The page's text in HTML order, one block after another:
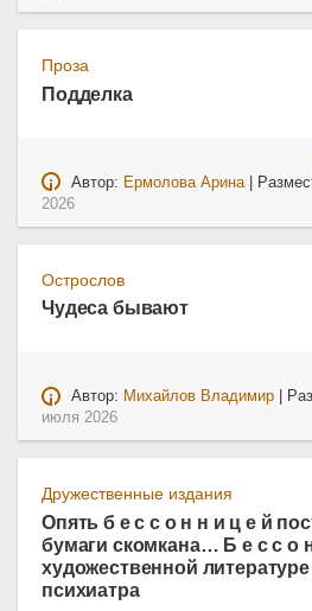
Проза
Подделка
Автор: Ермолова Арина|
2026
Острослов
Чудеса бывают
Автор: Михайлов Владимир |
июля 2026
Дружественные издания
Опять б е с с о н н и ц е й
бумаги скомкана… Б е с с о
художественной
психиатра